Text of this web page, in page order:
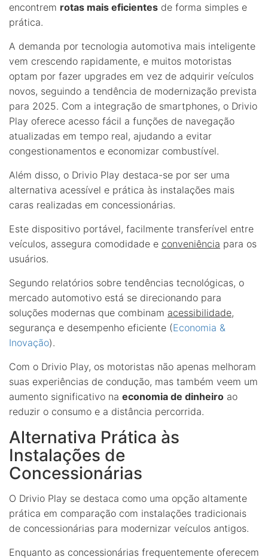
encontrem rotas mais eficientes de forma simples e
prática.
A demanda por tecnologia automotiva mais inteligente
vem crescendo rapidamente, e muitos motoristas
optam por fazer upgrades em vez de adquirir veículos
novos, seguindo a tendência de modernização prevista
para 2025. Com a integração de smartphones, o Drivio
Play oferece acesso fácil a funções de navegação
atualizadas em tempo real, ajudando a evitar
congestionamentos e economizar combustível.
Além disso, o Drivio Play destaca-se por ser uma
alternativa acessível e prática às instalações mais
caras realizadas em concessionárias.
Este dispositivo portável, facilmente transferível entre
veículos, assegura comodidade e conveniência para os
usuários.
Segundo relatórios sobre tendências tecnológicas, o
mercado automotivo está se direcionando para
soluções modernas que combinam acessibilidade,
segurança e desempenho eficiente (Economia &
Inovação).
Com o Drivio Play, os motoristas não apenas melhoram
suas experiências de condução, mas também veem um
aumento significativo na economia de dinheiro ao
reduzir o consumo e a distância percorrida.
Alternativa Prática às
Instalações de
Concessionárias
O Drivio Play se destaca como uma opção altamente
prática em comparação com instalações tradicionais
de concessionárias para modernizar veículos antigos.
Enquanto as concessionárias frequentemente oferecem